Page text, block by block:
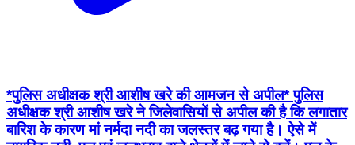
*पुलिस अधीक्षक श्री आशीष खरे की आमजन से अपील* पुलिस
अधीक्षक श्री आशीष खरे ने जिलेवासियों से अपील की है कि लगातार
बारिश के कारण मां नर्मदा नदी का जलस्तर बढ़ गया है। ऐसे में